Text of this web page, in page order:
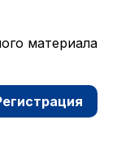
материала